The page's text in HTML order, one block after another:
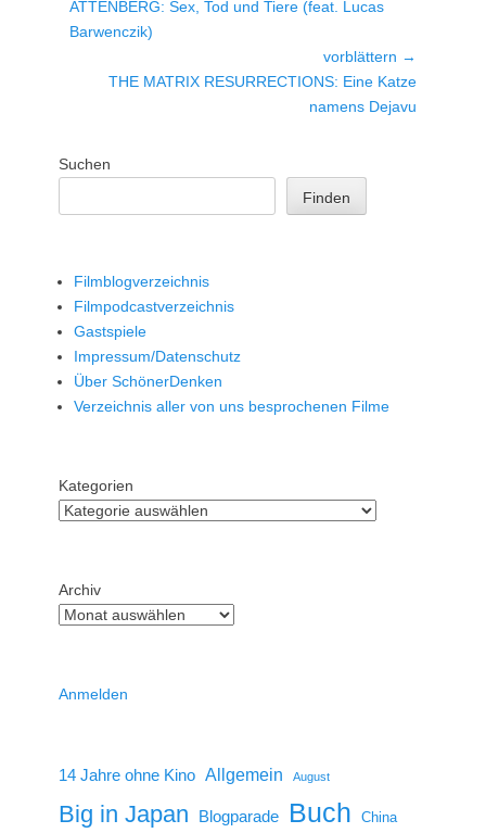
Vorheriger
Beitrag:
ATTENBERG: Sex, Tod und Tiere (feat. Lucas
Barwenczik)
vorblättern →
NächsterTHE MATRIX RESURRECTIONS: Eine Katze
namens Dejavu
Suchen
Finden
Filmblogverzeichnis
Filmpodcastverzeichnis
Gastspiele
Impressum/Datenschutz
Über SchönerDenken
Verzeichnis aller von uns besprochenen Filme
Kategorien
Archiv
Anmelden
14 Jahre ohne Kino Allgemein August
Big in Japan Blogparade Buch China